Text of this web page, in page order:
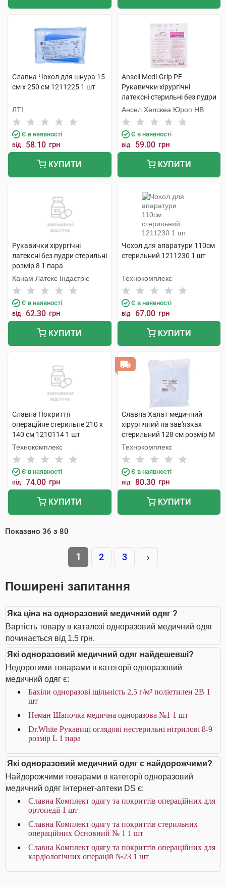
Славна Чохол для шнура 15
см х 250 см 1211225 1 шт
ЛТІ
Є в наявності
від 58.10 грн
КУПИТИ
Ansell Medi-Grip PF
Рукавички хірургічні
латексні стерильні без пудри
розмір 7 1 пара
Ансел Хелскеа Юроп НВ
Є в наявності
від 59.00 грн
КУПИТИ
Рукавички хірургічні
латексні без пудри стерильні
розмір 8 1 пара
Канам Латекс Індастріс
Є в наявності
від 62.30 грн
КУПИТИ
Чохол для апаратури 110см
стерильний 1211230 1 шт
Технокомплекс
Є в наявності
від 67.00 грн
КУПИТИ
Славна Покриття
операційне стерильне 210 х
140 см 1210114 1 шт
Технокомплекс
Є в наявності
від 74.00 грн
КУПИТИ
Славна Халат медичний
хірургічний на зав'язках
стерильний 128 см розмір М
(46-48) 1220501 1 шт
Технокомплекс
Є в наявності
від 80.30 грн
КУПИТИ
Показано 36 з 80
1 2 3 ›
Поширені запитання
Яка ціна на одноразовий медичний одяг ?
Вартість товару в каталозі одноразовий медичний одяг
починається від 1.5 грн.
Які одноразовий медичний одяг найдешевші?
Недорогими товарами в категорії одноразовий
медичний одяг є:
Бахіли одноразові щільність 2,5 г/м² поліетилен 2В 1
шт
Неман Шапочка медична одноразова №1 1 шт
Dr.White Рукавиці оглядові нестерильні нітрилові 8-9
розмір L 1 пара
Які одноразовий медичний одяг є найдорожчими?
Найдорожчими товарами в категорії одноразовий
медичний одяг інтернет-аптеки DS є:
Славна Комплект одягу та покриттів операційних для
ортопедії 1 шт
Славна Комплект одягу та покриттів стерильних
операційних Основний № 1 1 шт
Славна Комплект одягу та покриттів операційних для
кардіологічних операцій №23 1 шт